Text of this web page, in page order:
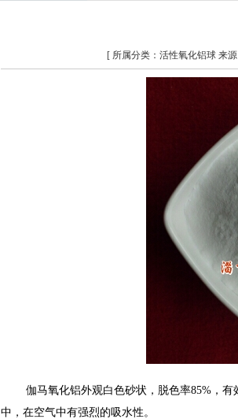
[ 所属分类：活性氧化铝球 来
伽马氧化铝外观白色砂状，脱色率85% ，
中，在空气中有强烈的吸水性。